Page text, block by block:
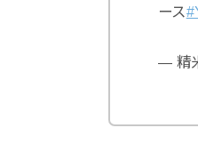
ース
— 精